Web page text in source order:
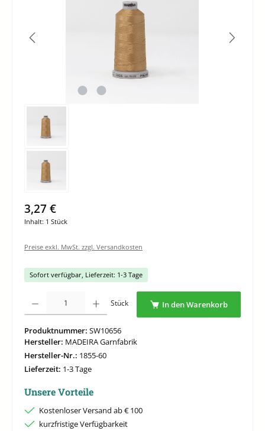
3,27 €
Inhalt: 1 Stück
Preise exkl. MwSt. zzgl. Versandkosten
Sofort verfügbar, Lieferzeit: 1-3 Tage
Produkt Anzahl: Gib den gewünschten Wert ein oder benutze die Schaltflächen um
Stück In den Warenkorb
Produktnummer: SW10656
Hersteller: MADEIRA Garnfabrik
Hersteller-Nr.: 1855-60
Lieferzeit: 1-3 Tage
Unsere Vorteile
Kostenloser Versand ab € 100
kurzfristige Verfügbarkeit